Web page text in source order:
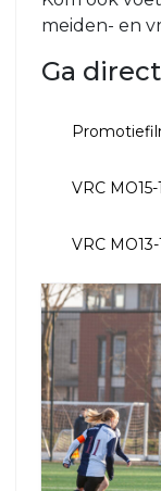
VRC
MO15-
VRC
MO12-
VRC
MO10-
meiden- en
Ga
VRC MO15-1
VRC MO13-